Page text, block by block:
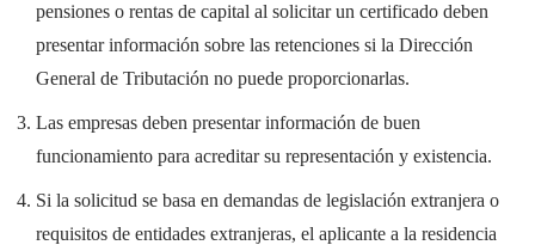
pensiones o rentas de capital al solicitar un certificado deben
presentar información sobre las retenciones si la Dirección
General de Tributación no puede proporcionarlas.
Las empresas deben presentar información de buen
funcionamiento para acreditar su representación y existencia.
Si la solicitud se basa en demandas de legislación extranjera o
requisitos de entidades extranjeras, el aplicante a la residencia